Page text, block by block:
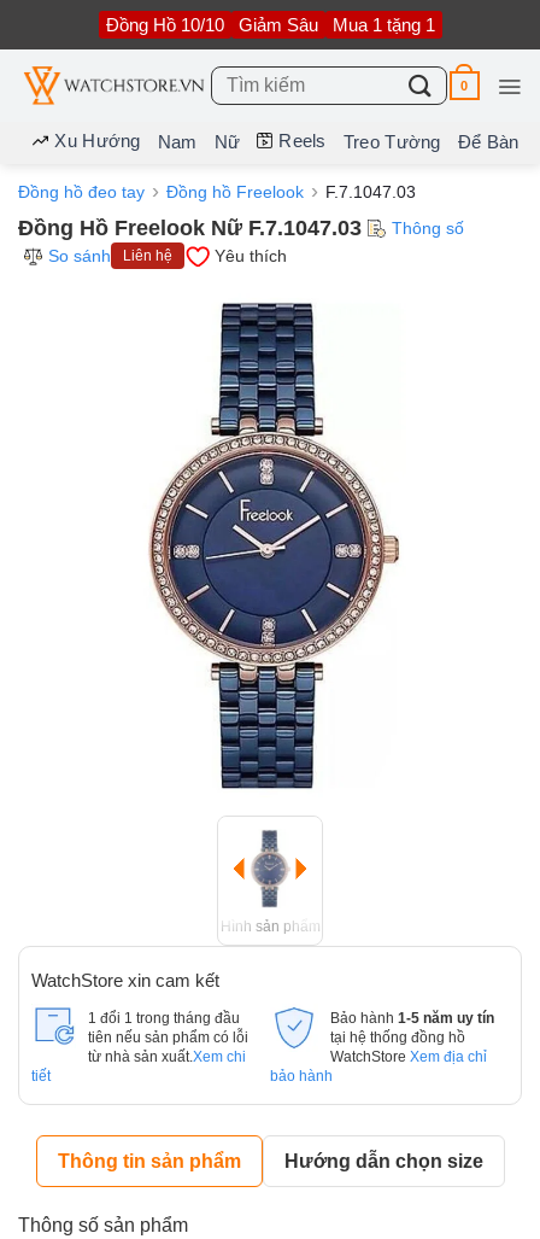
nội
dung
Đồng Hồ 10/10 Giảm Sâu Mua 1 tặng 1
Tìm
kiếm:
0
Xu Hướng Nam Nữ Reels Treo Tường Để Bàn
Đồng hồ đeo tay Đồng hồ Freelook F.7.1047.03
Đồng Hồ Freelook Nữ F.7.1047.03
Thông số
So sánh
Liên hệ Yêu thích
Hình sản phẩm
WatchStore xin cam kết
1 đổi 1 trong tháng đầu
tiên nếu sản phẩm có lỗi
từ nhà sản xuất. Xem chi
tiết
Bảo hành 1-5 năm uy tín
tại hệ thống đồng hồ
WatchStore Xem địa chỉ
bảo hành
Thông tin sản phẩm Hướng dẫn chọn size
Thông số sản phẩm